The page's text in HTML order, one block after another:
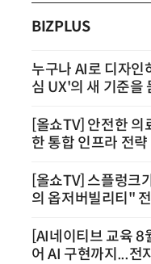
BIZPLUS
누구나 AI로 디자
심 UX'의 새 기준을
[올쇼TV] 안전한 의
한 통합 인프라 전략
[올쇼TV] 스플렁크
의 옵저버빌리티"
[AI네이티브 교육 8
어 AI 구현까지...전